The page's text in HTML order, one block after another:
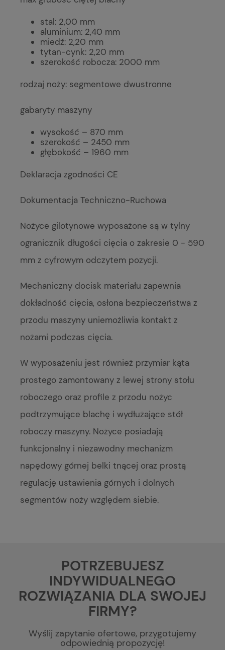
stal: 2,00 mm
aluminium: 2,40 mm
miedź: 2,20 mm
tytan-cynk: 2,20 mm
szerokość robocza: 2000 mm
rodzaj noży: segmentowe dwustronne
gabaryty maszyny
wysokość – 870 mm
szerokość – 2450 mm
głębokość – 1960 mm
Deklaracja zgodności CE
Dokumentacja Techniczno-Ruchowa
Nożyce gilotynowe wyposażone są w tylny
ogranicznik długości cięcia o zakresie 0 - 590
mm z cyfrowym odczytem pozycji.
Mechaniczny docisk materiału zapewnia
dokładność cięcia, osłona bezpieczeństwa z
przodu maszyny uniemożliwia kontakt z
nożami podczas cięcia.
W wyposażeniu jest również przymiar kąta
prostego zamontowany z lewej strony stołu
roboczego oraz profile z przodu nożyc
podtrzymujące blachę i wydłużające stół
roboczy maszyny. Nożyce posiadają
funkcjonalny i niezawodny mechanizm
napędowy górnej belki tnącej oraz prostą
regulację ustawienia górnych i dolnych
segmentów noży względem siebie.
POTRZEBUJESZ
INDYWIDUALNEGO
ROZWIĄZANIA DLA SWOJEJ
FIRMY?
Wyślij zapytanie ofertowe, przygotujemy
odpowiednią propozycję!